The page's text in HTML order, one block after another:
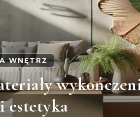
WNĘTRZ
estetyka